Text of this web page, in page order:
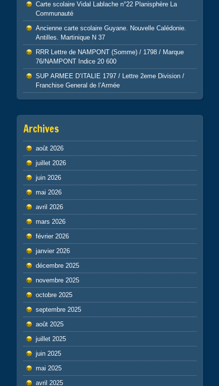
Carte scolaire Vidal Lablache n°22 Planisphère La
Communauté
Ancienne carte scolaire Guyane. Nouvelle Calédonie.
Antilles. Martinique N 37
RRR Lettre de NAMPONT (Somme) / 1798 / Marque
76/NAMPONT Indice 20 600
SUP ARMEE D’ITALIE 1797 / Lettre 2eme Division /
Franchise General de l’Armée
Archives
août 2026
juillet 2026
juin 2026
mai 2026
avril 2026
mars 2026
février 2026
janvier 2026
décembre 2025
novembre 2025
octobre 2025
septembre 2025
août 2025
juillet 2025
juin 2025
mai 2025
avril 2025